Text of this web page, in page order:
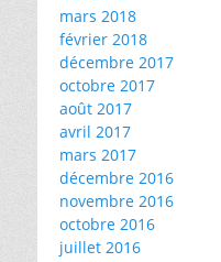
mars 2018
février 2018
décembre 2017
octobre 2017
août 2017
avril 2017
mars 2017
décembre 2016
novembre 2016
octobre 2016
juillet 2016